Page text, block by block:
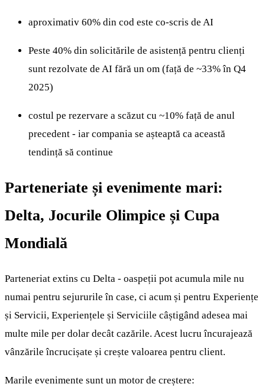
aproximativ 60% din cod este co-scris de AI
Peste 40% din solicitările de asistență pentru clienți
sunt rezolvate de AI fără un om (față de ~33% în Q4
2025)
costul pe rezervare a scăzut cu ~10% față de anul
precedent - iar compania se așteaptă ca această
tendință să continue
Parteneriate și evenimente mari:
Delta, Jocurile Olimpice și Cupa
Mondială
Parteneriat extins cu Delta - oaspeții pot acumula mile nu
numai pentru sejururile în case, ci acum și pentru Experiențe
și Servicii, Experiențele și Serviciile câștigând adesea mai
multe mile per dolar decât cazările. Acest lucru încurajează
vânzările încrucișate și crește valoarea pentru client.
Marile evenimente sunt un motor de creștere: